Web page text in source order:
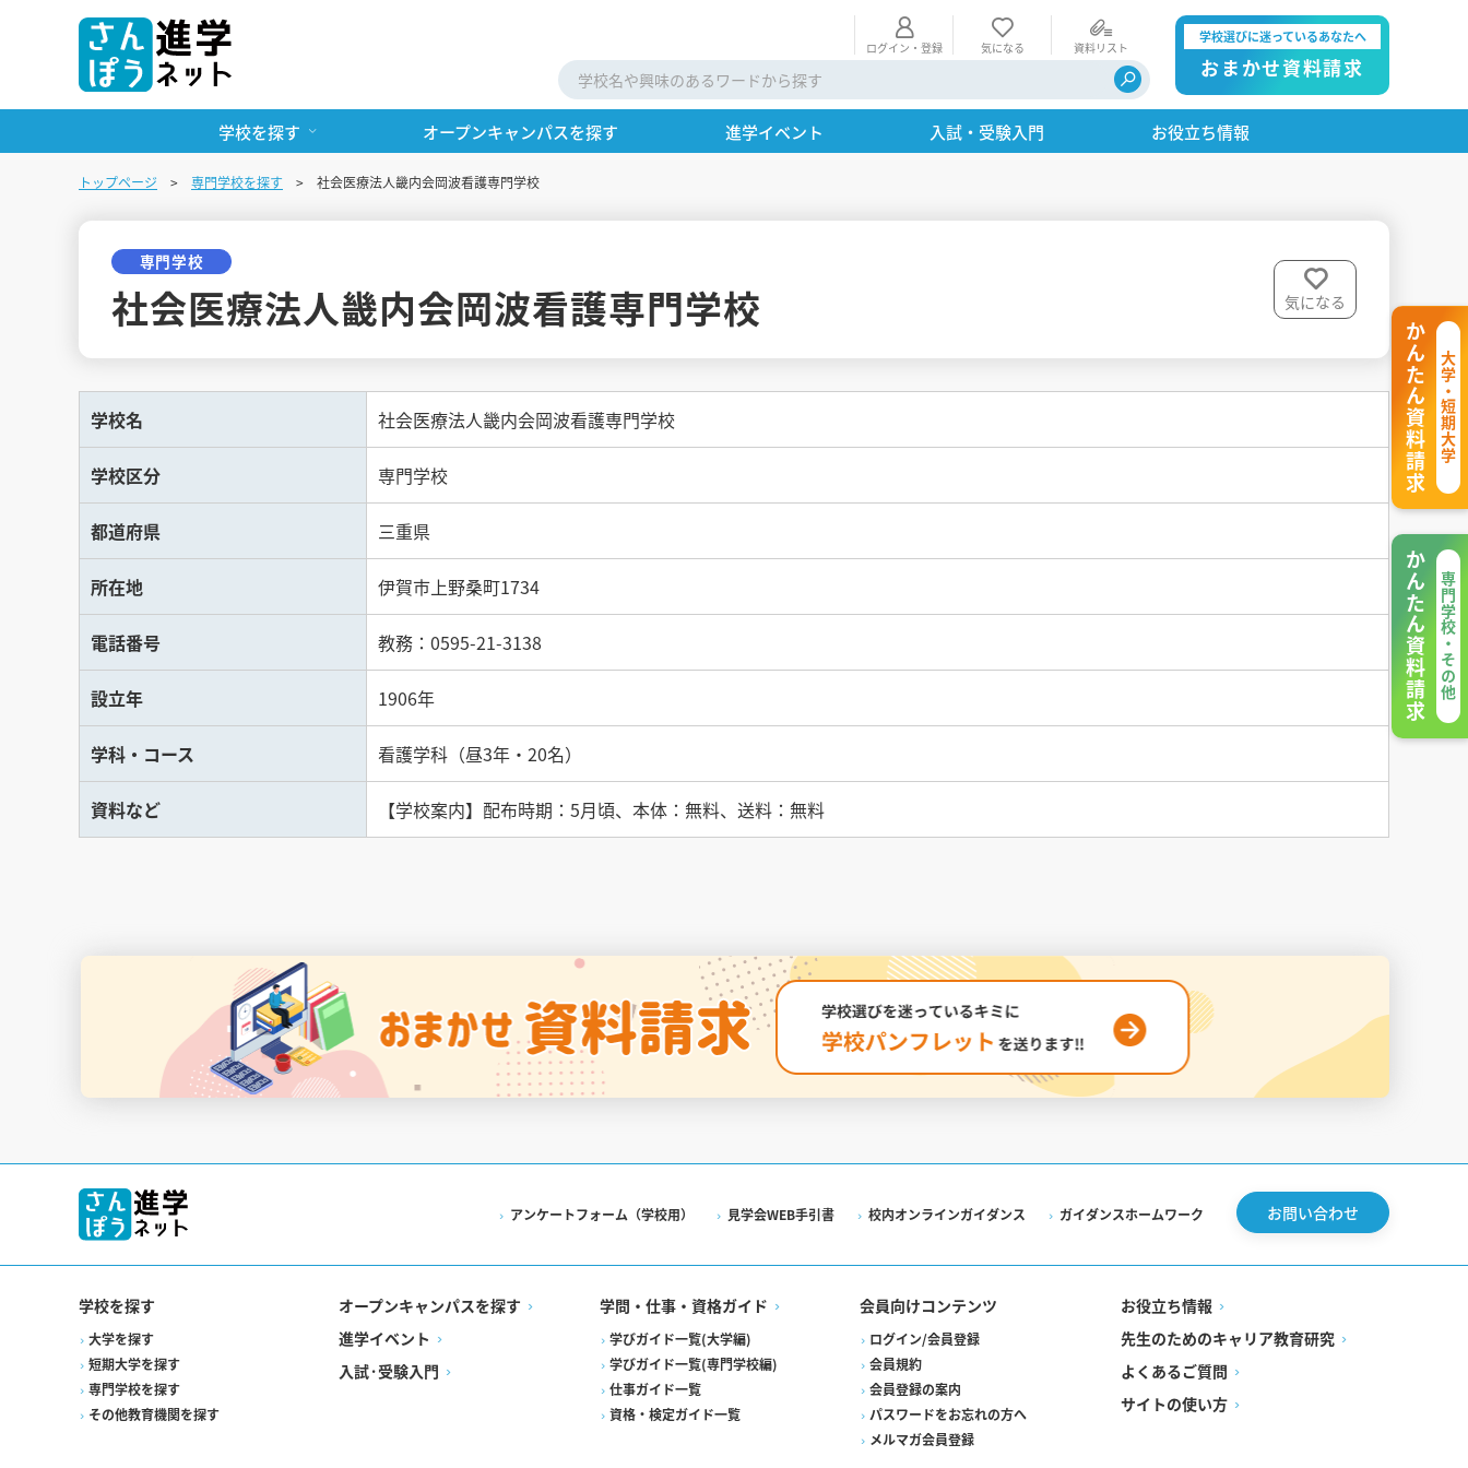
ログイン・登録 気になる 資料リスト
学校選びに迷っているあなたへ
おまかせ資料請求
学校を探す オープンキャンパスを探す 進学イベント 入試・受験入門 お役立ち情報
トップページ 専門学校を探す 社会医療法人畿内会岡波看護専門学校
専門学校
社会医療法人畿内会岡波看護専門学校 気になる
学校名 社会医療法人畿内会岡波看護専門学校
学校区分 専門学校
都道府県 三重県
所在地 伊賀市上野桑町1734
電話番号 教務：0595-21-3138
設立年 1906年
学科・コース 看護学科（昼3年・20名）
資料など 【学校案内】配布時期：5月頃、本体：無料、送料：無料
大学・短期大学
かんたん資料請求
専門学校・その他
かんたん資料請求
アンケートフォーム（学校用） 見学会WEB手引書 校内オンラインガイダンス ガイダンスホームワーク お問い合わせ
学校を探す
大学を探す
短期大学を探す
専門学校を探す
その他教育機関を探す
オープンキャンパスを探す
進学イベント
入試·受験入門
学問・仕事・資格ガイド
学びガイド一覧(大学編)
学びガイド一覧(専門学校編)
仕事ガイド一覧
資格・検定ガイド一覧
会員向けコンテンツ
ログイン/会員登録
会員規約
会員登録の案内
パスワードをお忘れの方へ
メルマガ会員登録
お役立ち情報
先生のためのキャリア教育研究
よくあるご質問
サイトの使い方